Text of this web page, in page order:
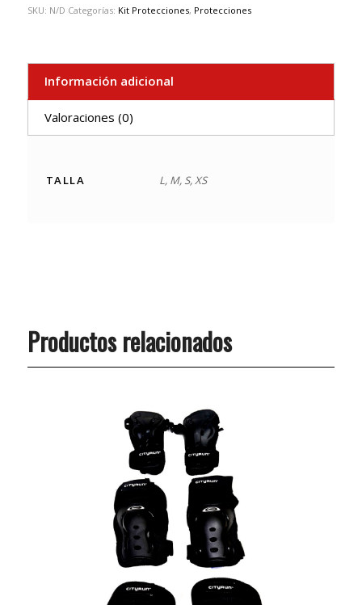
SKU: N/D Categorías: Kit Protecciones, Protecciones
Información adicional
Valoraciones (0)
TALLA L, M, S, XS
Productos relacionados